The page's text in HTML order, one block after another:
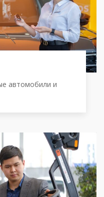
автомобили и